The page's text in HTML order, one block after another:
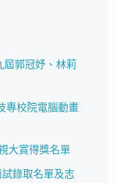
屆郭冠妤、林莉
專校院電腦動畫
大賞得獎名單
錄取名單及志